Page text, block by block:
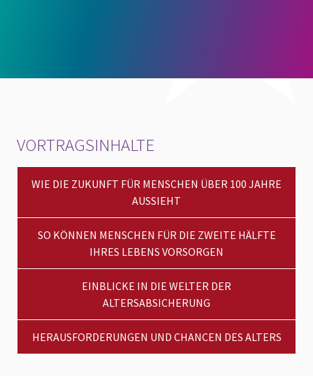
VORTRAGSINHALTE
WIE DIE ZUKUNFT FÜR MENSCHEN ÜBER 100 JAHRE
AUSSIEHT
SO KÖNNEN MENSCHEN FÜR DIE ZWEITE HÄLFTE
IHRES LEBENS VORSORGEN
EINBLICKE IN DIE WELTER DER
ALTERSABSICHERUNG
HERAUSFORDERUNGEN UND CHANCEN DES ALTERS